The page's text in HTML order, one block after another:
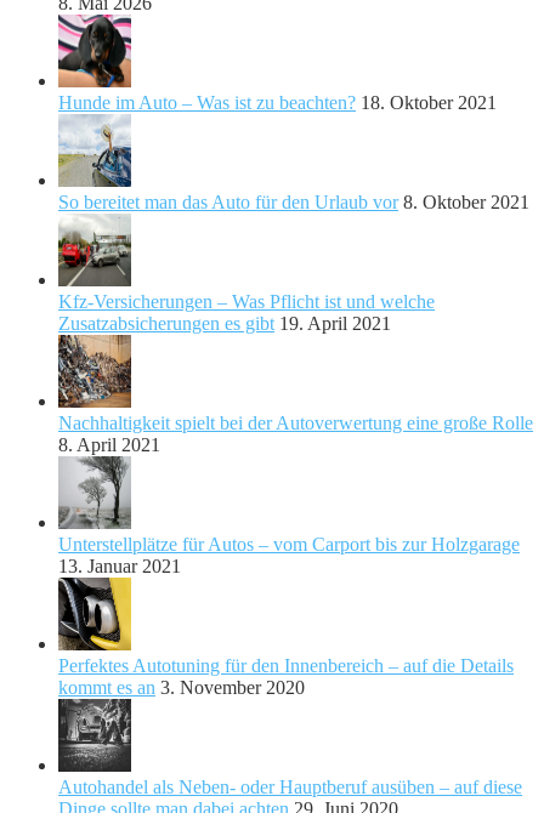
Hunde im Auto – Was ist zu beachten? 18. Oktober 2021
So bereitet man das Auto für den Urlaub vor 8. Oktober 2021
Kfz-Versicherungen – Was Pflicht ist und welche
Zusatzabsicherungen es gibt 19. April 2021
Nachhaltigkeit spielt bei der Autoverwertung eine große Rolle
8. April 2021
Unterstellplätze für Autos – vom Carport bis zur Holzgarage
13. Januar 2021
Perfektes Autotuning für den Innenbereich – auf die Details
kommt es an 3. November 2020
Autohandel als Neben- oder Hauptberuf ausüben – auf diese
Dinge sollte man dabei achten 29. Juni 2020